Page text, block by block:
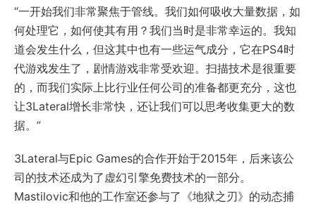
“一开始我们非常聚焦于管线。我们如何吸收大量数据，如
何处理它，如何使其有用？我们当时是非常幸运的。我知
道会发生什么，但这其中也有一些运气成分，它在PS4时
代游戏发生了，剧情游戏非常受欢迎。扫描技术是很重要
的，而我们实际上比行业任何公司的准备都更充分，这也
让3Lateral增长非常快，还让我们可以思考收集更大的数
据。”
3Lateral与Epic Games的合作开始于2015年，后来该公
司的技术还成为了虚幻引擎免费技术的一部分。
Mastilovic和他的工作室还参与了《地狱之刃》的动态捕